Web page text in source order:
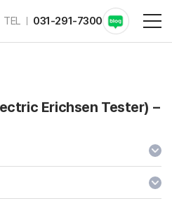
TEL 031-291-7300
Erichsen Tester) –